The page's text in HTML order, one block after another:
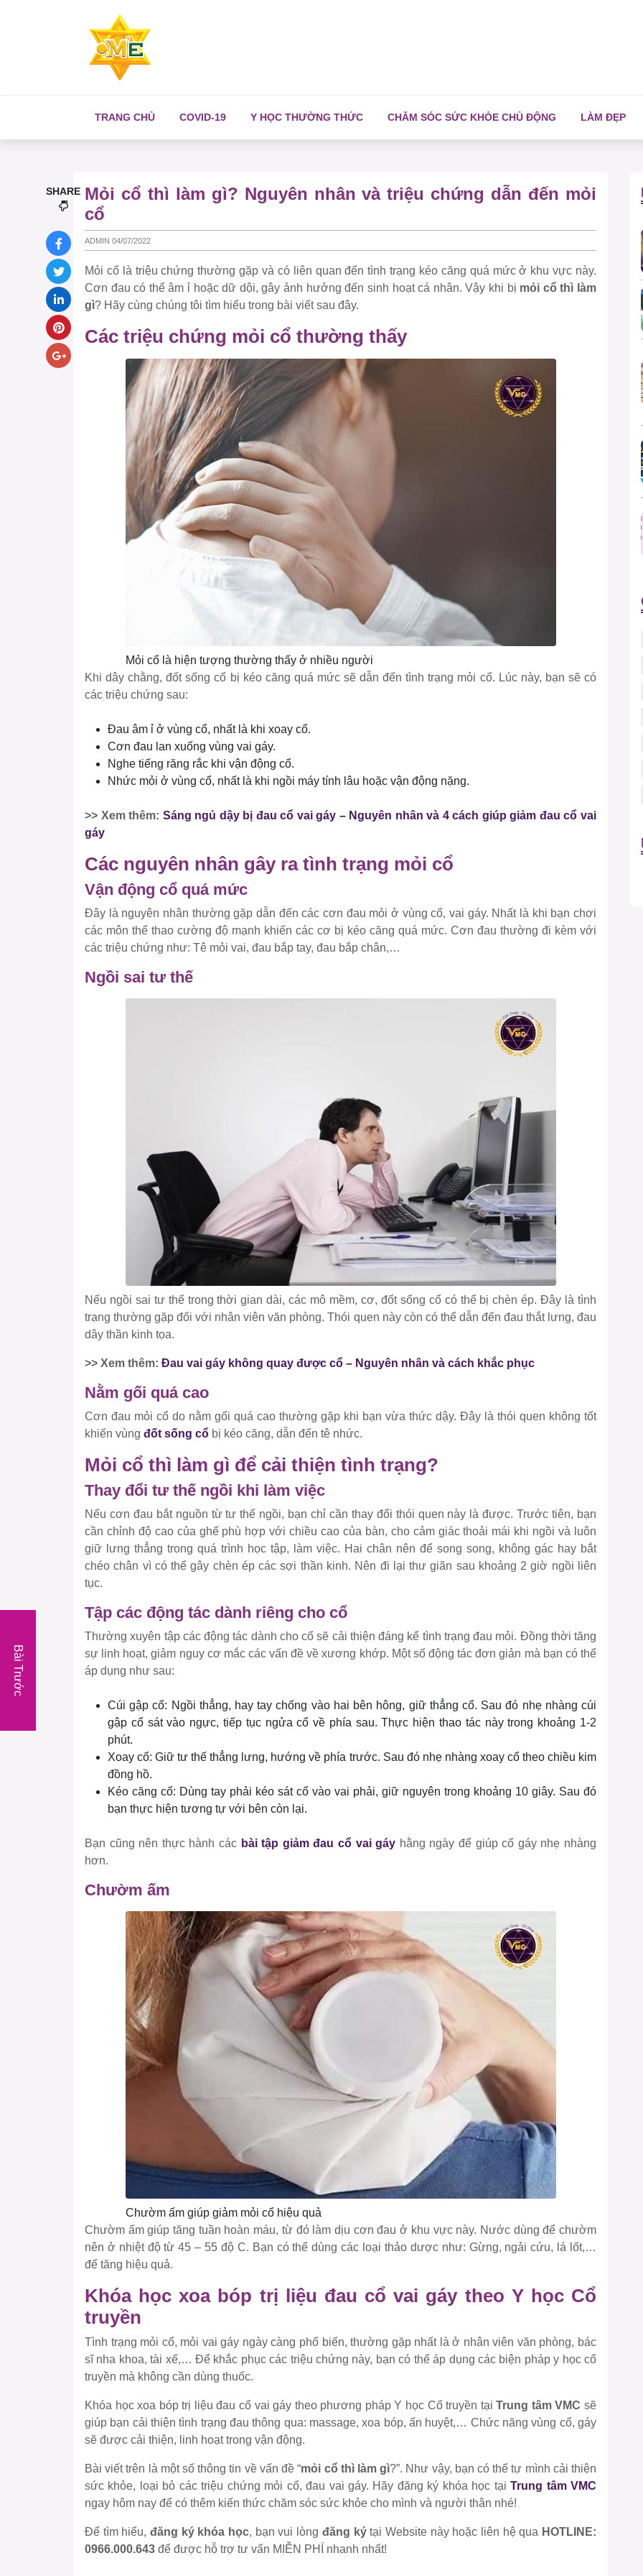
TRANG CHỦ COVID-19 Y HỌC THƯỜNG THỨC CHĂM SÓC SỨC KHỎE CHỦ ĐỘNG LÀM ĐẸP
Mỏi cổ thì làm gì? Nguyên nhân và triệu chứng dẫn đến mỏi
cổ
ADMIN 04/07/2022
Mỏi cổ là triệu chứng thường gặp và có liên quan đến tình trạng kéo căng quá mức ở khu vực này.
Cơn đau có thể âm ỉ hoặc dữ dội, gây ảnh hưởng đến sinh hoạt cá nhân. Vậy khi bị mỏi cổ thì làm
gì? Hãy cùng chúng tôi tìm hiểu trong bài viết sau đây.
Các triệu chứng mỏi cổ thường thấy
Mỏi cổ là hiện tượng thường thấy ở nhiều người
Khi dây chằng, đốt sống cổ bị kéo căng quá mức sẽ dẫn đến tình trạng mỏi cổ. Lúc này, bạn sẽ có
các triệu chứng sau:
Đau âm ỉ ở vùng cổ, nhất là khi xoay cổ.
Cơn đau lan xuống vùng vai gáy.
Nghe tiếng răng rắc khi vận động cổ.
Nhức mỏi ở vùng cổ, nhất là khi ngồi máy tính lâu hoặc vận động nặng.
>> Xem thêm: Sáng ngủ dậy bị đau cổ vai gáy – Nguyên nhân và 4 cách giúp giảm đau cổ vai
gáy
Các nguyên nhân gây ra tình trạng mỏi cổ
Vận động cổ quá mức
Đây là nguyên nhân thường gặp dẫn đến các cơn đau mỏi ở vùng cổ, vai gáy. Nhất là khi bạn chơi
các môn thể thao cường độ mạnh khiến các cơ bị kéo căng quá mức. Cơn đau thường đi kèm với
các triệu chứng như: Tê mỏi vai, đau bắp tay, đau bắp chân,…
Ngồi sai tư thế
Nếu ngồi sai tư thế trong thời gian dài, các mô mềm, cơ, đốt sống cổ có thể bị chèn ép. Đây là tình
trạng thường gặp đối với nhân viên văn phòng. Thói quen này còn có thể dẫn đến đau thắt lưng, đau
dây thần kinh tọa.
>> Xem thêm: Đau vai gáy không quay được cổ – Nguyên nhân và cách khắc phục
Nằm gối quá cao
Cơn đau mỏi cổ do nằm gối quá cao thường gặp khi bạn vừa thức dậy. Đây là thói quen không tốt
khiến vùng đốt sống cổ bị kéo căng, dẫn đến tê nhức.
Mỏi cổ thì làm gì để cải thiện tình trạng?
Thay đổi tư thế ngồi khi làm việc
Nếu cơn đau bắt nguồn từ tư thế ngồi, bạn chỉ cần thay đổi thói quen này là được. Trước tiên, bạn
cần chỉnh độ cao của ghế phù hợp với chiều cao của bàn, cho cảm giác thoải mái khi ngồi và luôn
giữ lưng thẳng trong quá trình học tập, làm việc. Hai chân nên để song song, không gác hay bắt
chéo chân vì có thể gây chèn ép các sợi thần kinh. Nên đi lại thư giãn sau khoảng 2 giờ ngồi liên
tục.
Tập các động tác dành riêng cho cổ
Thường xuyên tập các động tác dành cho cổ sẽ cải thiện đáng kể tình trạng đau mỏi. Đồng thời tăng
sự linh hoạt, giảm nguy cơ mắc các vấn đề về xương khớp. Một số động tác đơn giản mà bạn có thể
áp dụng như sau:
Cúi gập cổ: Ngồi thẳng, hay tay chống vào hai bên hông, giữ thẳng cổ. Sau đó nhẹ nhàng cúi
gập cổ sát vào ngực, tiếp tục ngửa cổ về phía sau. Thực hiện thao tác này trong khoảng 1-2
phút.
Xoay cổ: Giữ tư thế thẳng lưng, hướng về phía trước. Sau đó nhẹ nhàng xoay cổ theo chiều kim
đồng hồ.
Kéo căng cổ: Dùng tay phải kéo sát cổ vào vai phải, giữ nguyên trong khoảng 10 giây. Sau đó
bạn thực hiện tương tự với bên còn lại.
Bạn cũng nên thực hành các bài tập giảm đau cổ vai gáy hằng ngày để giúp cổ gáy nhẹ nhàng
hơn.
Chườm ấm
Chườm ấm giúp giảm mỏi cổ hiệu quả
Chườm ấm giúp tăng tuần hoàn máu, từ đó làm dịu cơn đau ở khu vực này. Nước dùng để chườm
nên ở nhiệt độ từ 45 – 55 độ C. Bạn có thể dùng các loại thảo dược như: Gừng, ngải cứu, lá lốt,…
để tăng hiệu quả.
Khóa học xoa bóp trị liệu đau cổ vai gáy theo Y học Cổ
truyền
Tình trạng mỏi cổ, mỏi vai gáy ngày càng phổ biến, thường gặp nhất là ở nhân viên văn phòng, bác
sĩ nha khoa, tài xế,… Để khắc phục các triệu chứng này, bạn có thể áp dụng các biện pháp y học cổ
truyền mà không cần dùng thuốc.
Khóa học xoa bóp trị liệu đau cổ vai gáy theo phương pháp Y học Cổ truyền tạiTrung tâm VMC sẽ
giúp bạn cải thiện tình trạng đau thông qua: massage, xoa bóp, ấn huyệt,… Chức năng vùng cổ, gáy
sẽ được cải thiện, linh hoạt trong vận động.
Bài viết trên là một số thông tin về vấn đề “mỏi cổ thì làm gì?”. Như vậy, bạn có thể tự mình cải thiện
sức khỏe, loại bỏ các triệu chứng mỏi cổ, đau vai gáy. Hãy đăng ký khóa học tạiTrung tâm VMC
ngay hôm nay để có thêm kiến thức chăm sóc sức khỏe cho mình và người thân nhé!
Để tìm hiểu,đăng ký khóa học, bạn vui lòng đăng kýtại Website này hoặc liên hệ qua HOTLINE:
0966.000.643 để được hỗ trợ tư vấn MIỄN PHÍ nhanh nhất!
SHARE
Bài Trước